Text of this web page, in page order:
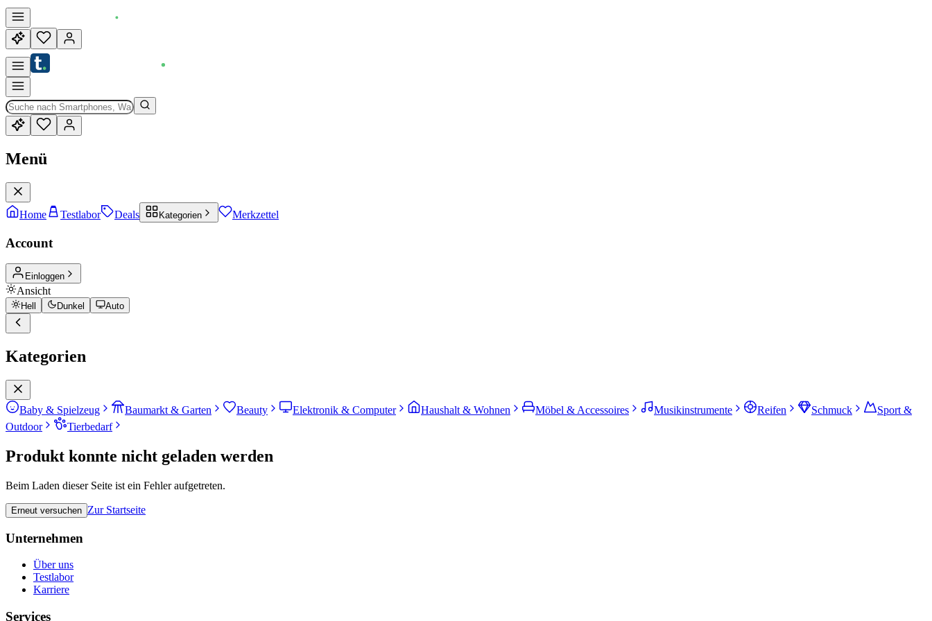
Menü
Home Testlabor Deals Kategorien Merkzettel
Account
Einloggen
Ansicht
Hell Dunkel Auto
Kategorien
Baby & Spielzeug Baumarkt & Garten Beauty Elektronik & Computer Haushalt & Wohnen Möbel & Accessoires Musikinstrumente Reifen Schmuck
Sport &
Outdoor
Tierbedarf
Produkt konnte nicht geladen werden
Beim Laden dieser Seite ist ein Fehler aufgetreten.
Erneut versuchen Zur Startseite
Unternehmen
Über uns
Testlabor
Karriere
Services